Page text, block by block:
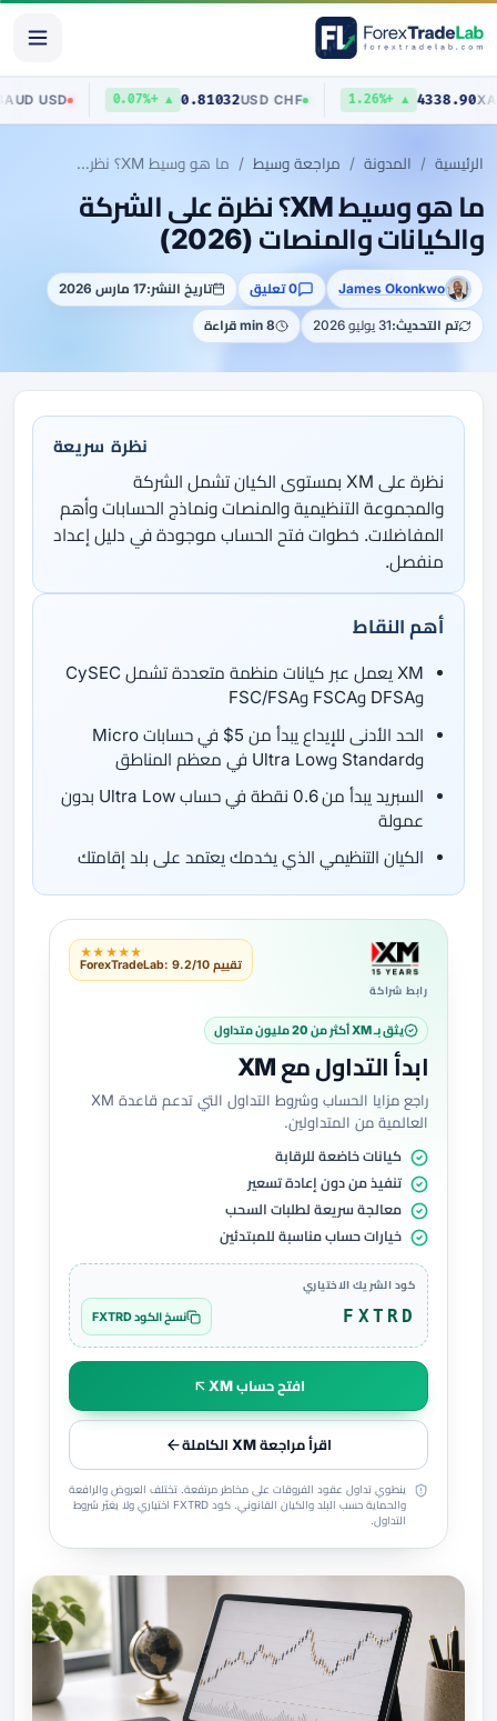
▲ +1.26%
USD CHF
0.81032
▲ +0.07%
AUD USD
الرئيسية المدونة مراجعة وسيط ما هو وسيط XM؟ نظرة على الشركة والكيانات والمنصات (2026)
ما هو وسيط XM؟ نظرة على الشركة
والكيانات والمنصات (2026)
James Okonkwo 0 تعليق تاريخ النشر:17 مارس 2026
تم التحديث:31 يوليو 2026 8 min قراءة
نظرة سريعة
نظرة على XM بمستوى الكيان تشمل الشركة
والمجموعة التنظيمية والمنصات ونماذج الحسابات وأهم
المفاضلات. خطوات فتح الحساب موجودة في دليل إعداد
منفصل.
أهم النقاط
XM يعمل عبر كيانات منظمة متعددة تشمل CySEC
وDFSA وFSCA وFSC/FSA
الحد الأدنى للإيداع يبدأ من 5$ في حسابات Micro
وStandard وUltra Low في معظم المناطق
السبريد يبدأ من 0.6 نقطة في حساب Ultra Low بدون
عمولة
الكيان التنظيمي الذي يخدمك يعتمد على بلد إقامتك
رابط شراكة
★★★★★
تقييم ForexTradeLab: 9.2/10
يثق بـ XM أكثر من 20 مليون متداول
ابدأ التداول مع XM
راجع مزايا الحساب وشروط التداول التي تدعم قاعدة XM
العالمية من المتداولين.
كيانات خاضعة للرقابة
تنفيذ من دون إعادة تسعير
معالجة سريعة لطلبات السحب
خيارات حساب مناسبة للمبتدئين
كود الشريك الاختياري
FXTRD نسخ الكود FXTRD
افتح حساب XM
اقرأ مراجعة XM الكاملة
ينطوي تداول عقود الفروقات على مخاطر مرتفعة. تختلف العروض والرافعة
والحماية حسب البلد والكيان القانوني. كود FXTRD اختياري ولا يغيّر شروط
التداول.